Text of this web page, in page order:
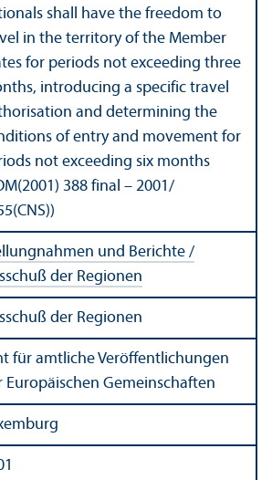
shall have the freedom to
in the territory of the Member
for periods not exceeding three
introducing a specific travel
and determining the
of entry and movement for
not exceeding six months
388 final – 2001/
und Berichte /
der Regionen
der Regionen
für amtliche Veröffentlichungen
Europäischen Gemeinschaften